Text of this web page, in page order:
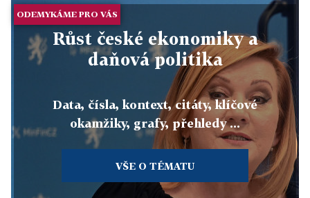
ODEMYKÁME PRO VÁS
Růst české ekonomiky a
daňová politika
Data, čísla, kontext, citáty, klíčové
okamžiky, grafy, přehledy ...
VŠE O TÉMATU